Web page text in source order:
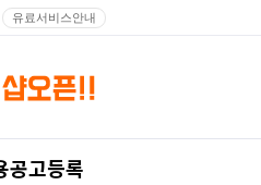
유료서비스안내
공고등록